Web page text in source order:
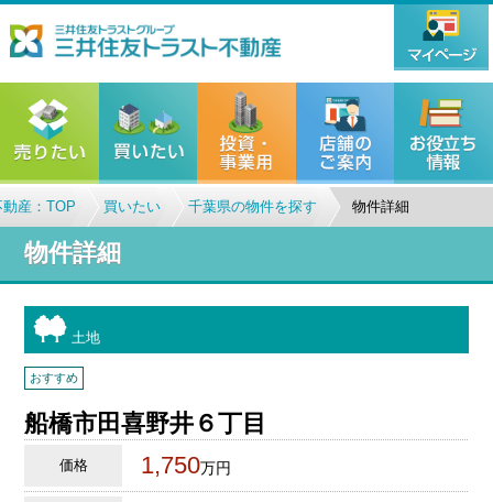
産：TOP 買いたい 千葉県の物件を探す 物件詳細
物件詳細
土地
おすすめ
船橋市田喜野井６丁目
価格 1,750万円